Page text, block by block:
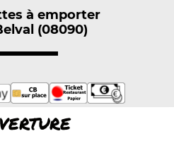
à emporter
(08090)